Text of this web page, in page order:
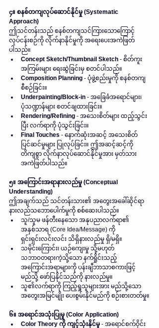
၄။ စနစ်တကျလုပ်ဆောင်နိုင်မှု (Systematic
Approach)
ဤသင်တန်းသည် စနစ်တကျသင်ကြားသောကြောင့်
လုပ်ငန်းစဉ်ကို လိုက်နာနိုင်မှုကို အရေးပေးအကဲဖြတ်
ပါသည်။
Concept Sketch/Thumbnail Sketch - စိတ်ကူး
အကြမ်းများ ရေးဆွဲခြင်းမှ စတင်ပါသည်။
Composition Planning - ပုံဖွဲ့စည်းမှုကို စနစ်တကျ
စီစဉ်ခြင်း။
Underpainting/Block-in - အခြေခံအရောင်များ၊
ပုံသဏ္ဍာန်များ စတင်ချထားခြင်း။
Rendering/Refining - အသေးစိတ်များ ထည့်သွင်း
ပြီး လက်ရာကို ပုံသွင်းခြင်း။
Final Touches - နောက်ဆုံးအဆင့် အသေးစိတ်
ပြင်ဆင်မှုများ ပြုလုပ်ခြင်း။ ဤအဆင့်ဆင့်ကို
တိကျစွာ လိုက်နာလုပ်ဆောင်နိုင်မှုအား မှတ်သား
အကဲဖြတ်ပါသည်။
၅။ အကြောင်းအရာနားလည်မှု (Conceptual
Understanding)
ဤအချက်သည် သင်တန်းသား၏ အတွေးအခေါ်ဆိုင်ရာ
နားလည်သဘောပေါက်မှုကို စစ်ဆေးပါသည်။
သူ/သူမ ဖန်တီးနေသော အနုပညာလက်ရာ၏
အနှစ်သာရ (Core Idea/Message) ကို
ရှင်းရှင်းလင်းလင်း သိရှိနားလည်မှု ရှိ/မရှိ။
သမိုင်းကြောင်း၊ ယဉ်ကျေးမှု သို့မဟုတ်
သဘာဝတရားကဲ့သို့သော နက်ရှိုင်းသည့်
အကြောင်းအရာများကို ပန်းချီဘာသာစကားဖြင့်
မည်သို့ ဖော်ပြနိုင်သည်ကို နားလည်မှု။
သူ၏လက်ရာကို ကြည့်ရှုသူများအား မည်သို့သော
အတွေးအမြင်မျိုး ပေးစွမ်းနိုင်မည်ကို စဉ်းစားတတ်မှု။
၆။ အရောင်အသုံးပြုမှု (Color Application)
Color Theory ကို ကျင့်သုံးနိုင်မှု - အရောင်စက်ဝိုင်း